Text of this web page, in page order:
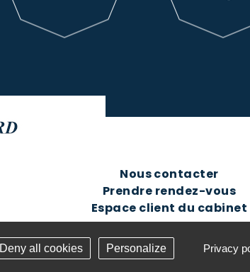
Nous contacter
Prendre rendez-vous
Espace client du cabinet
& Création Answeb -Gestion cookies
Deny all cookies Personalize Privacy